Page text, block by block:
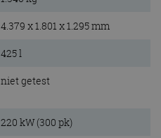
4.379 x 1.801 x 1.295 mm
425 l
niet getest
220 kW (300 pk)